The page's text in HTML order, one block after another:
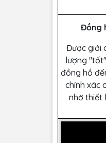
Đồng
Được giới
lượng
đồng hồ
chính xác
nhờ thiết